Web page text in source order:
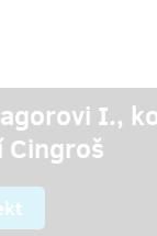
I.,
Cingroš